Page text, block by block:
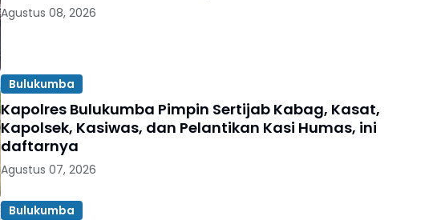
Agustus 08, 2026
Bulukumba
Kapolres Bulukumba Pimpin Sertijab Kabag, Kasat,
Kapolsek, Kasiwas, dan Pelantikan Kasi Humas, ini
daftarnya
Agustus 07, 2026
Bulukumba